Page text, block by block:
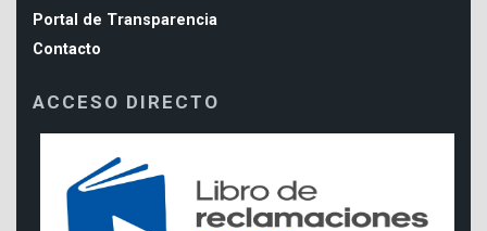
Portal de Transparencia
Contacto
ACCESO DIRECTO